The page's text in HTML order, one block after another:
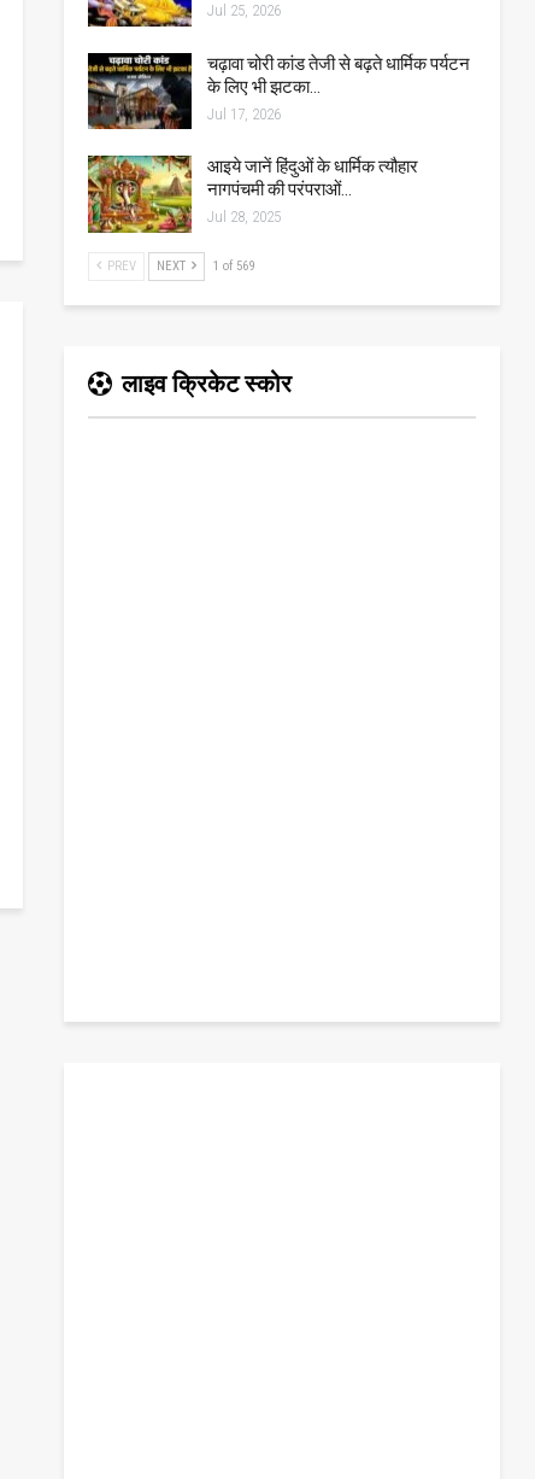
Jul 25, 2026
चढ़ावा चोरी कांड तेजी से बढ़ते धार्मिक पर्यटन
के लिए भी झटका…
Jul 17, 2026
आइये जानें हिंदुओं के धार्मिक त्यौहार
नागपंचमी की परंपराओं…
Jul 28, 2025
PREV NEXT 1 of 569
लाइव क्रिकेट स्कोर